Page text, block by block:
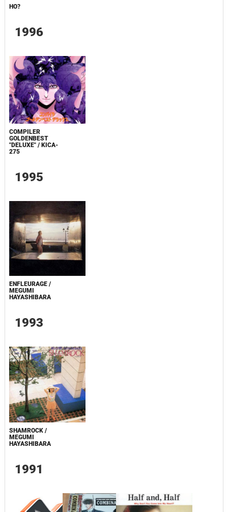
HO?
1996
COMPILER
GOLDENBEST
"DELUXE" / KICA-
275
1995
ENFLEURAGE /
MEGUMI
HAYASHIBARA
1993
SHAMROCK /
MEGUMI
HAYASHIBARA
1991